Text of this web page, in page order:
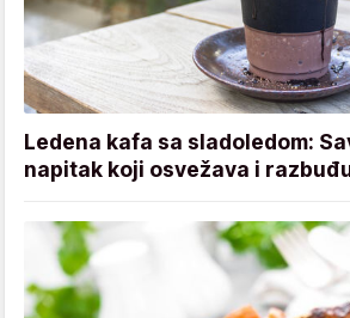
Ledena kafa sa sladoledom:
napitak koji osvežava i